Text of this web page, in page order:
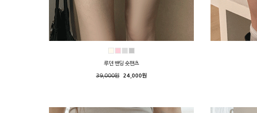
루덴 밴딩 숏팬츠
39,000원 24,000원